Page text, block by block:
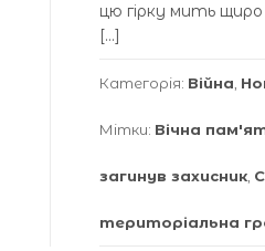
цю гірку мить щиро
[…]
Категорія: Війна,
Мітки: Вічна
загинув захисник,
територіальна